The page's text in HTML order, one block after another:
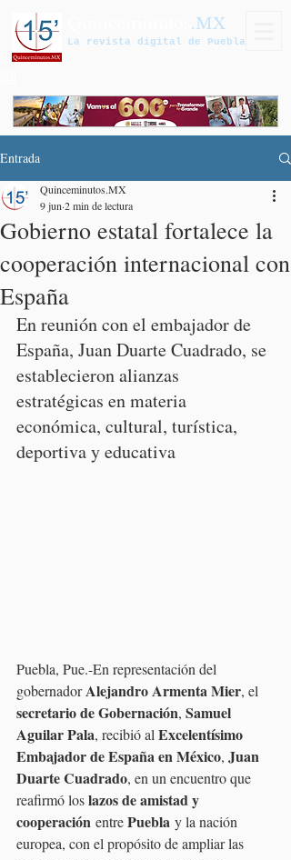
.MX
La revista digital de Puebla
Entrada
Gobierno estatal fortalece la
cooperación internacional con
España
Quinceminutos.MX
9 jun 2 min de lectura
En reunión con el embajador de
España, Juan Duarte Cuadrado, se
establecieron alianzas
estratégicas en materia
económica, cultural, turística,
deportiva y educativa
Puebla, Pue.-En representación del
gobernador Alejandro Armenta Mier, el
secretario de Gobernación, Samuel
Aguilar Pala, recibió al Excelentísimo
Embajador de España en México, Juan
Duarte Cuadrado, en un encuentro que
reafirmó los lazos de amistad y
cooperación entre Puebla y la nación
europea, con el propósito de ampliar las